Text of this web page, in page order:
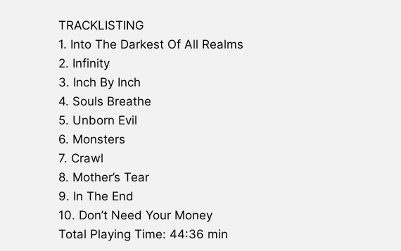
TRACKLISTING
1. Into The Darkest Of All Realms
2. Infinity
3. Inch By Inch
4. Souls Breathe
5. Unborn Evil
6. Monsters
7. Crawl
8. Mother’s Tear
9. In The End
10. Don’t Need Your Money
Total Playing Time: 44:36 min